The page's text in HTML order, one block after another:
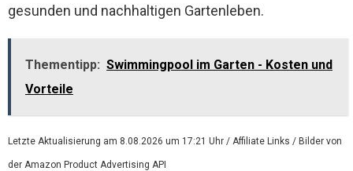
gesunden und nachhaltigen Gartenleben.
Thementipp: Swimmingpool im Garten - Kosten und
Vorteile
Letzte Aktualisierung am 8.08.2026 um 17:21 Uhr / Affiliate Links / Bilder von
der Amazon Product Advertising API